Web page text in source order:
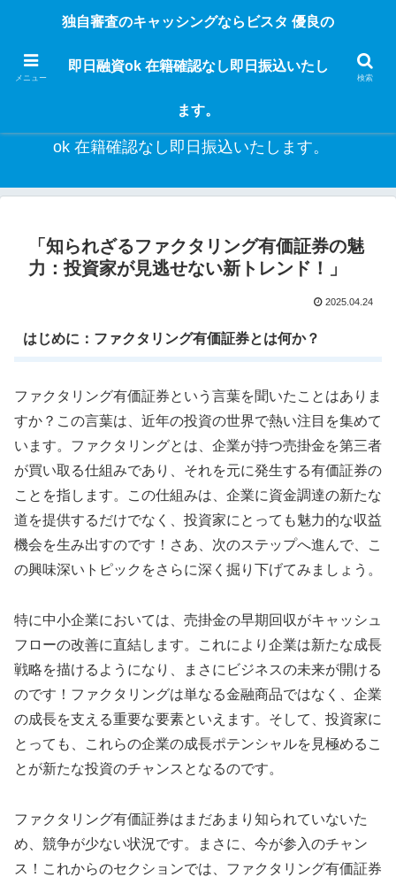
独自審査のフリーローンならビスタなら24時間365日 在籍確認なしで借りれる
な入用があっても安心！融資率97％！仕事をしている人ならブラックでも給料
日返済の１ヶ月融資で借りられるから安心！
独自審査のキャッシングならビスタ 優良の即日融資
ok 在籍確認なし即日振込いたします。
「知られざるファクタリング有価証券の魅
力：投資家が見逃せない新トレンド！」
2025.04.24
はじめに：ファクタリング有価証券とは何か？
ファクタリング有価証券という言葉を聞いたことはありま
すか？この言葉は、近年の投資の世界で熱い注目を集めて
います。ファクタリングとは、企業が持つ売掛金を第三者
が買い取る仕組みであり、それを元に発生する有価証券の
ことを指します。この仕組みは、企業に資金調達の新たな
道を提供するだけでなく、投資家にとっても魅力的な収益
機会を生み出すのです！さあ、次のステップへ進んで、こ
の興味深いトピックをさらに深く掘り下げてみましょう。
特に中小企業においては、売掛金の早期回収がキャッシュ
フローの改善に直結します。これにより企業は新たな成長
戦略を描けるようになり、まさにビジネスの未来が開ける
のです！ファクタリングは単なる金融商品ではなく、企業
の成長を支える重要な要素といえます。そして、投資家に
とっても、これらの企業の成長ポテンシャルを見極めるこ
とが新たな投資のチャンスとなるのです。
ファクタリング有価証券はまだあまり知られていないた
め、競争が少ない状況です。まさに、今が参入のチャン
ス！これからのセクションでは、ファクタリング有価証券
メニュー
独自審査のキャッシングならビスタ 優良の
即日融資ok 在籍確認なし即日振込いたし
ます。
検索